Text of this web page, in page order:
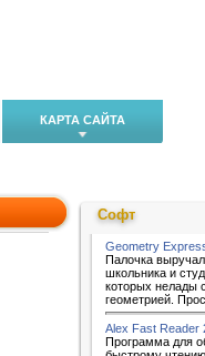
КАРТА САЙТА
Софт
Geometry
Палочка
школьника и
которых нелады с
геометрией.
Alex Fast Reader
Программа для